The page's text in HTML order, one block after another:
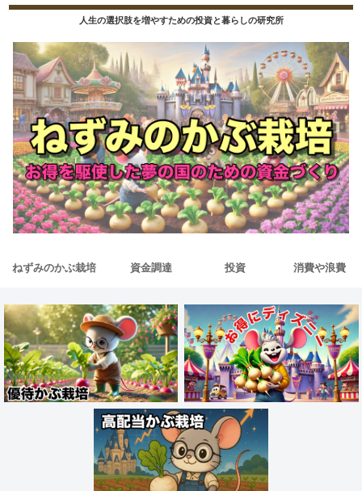
人生の選択肢を増やすための投資と暮らしの研究所
ねずみのかぶ栽培 資金調達 投資 消費や浪費